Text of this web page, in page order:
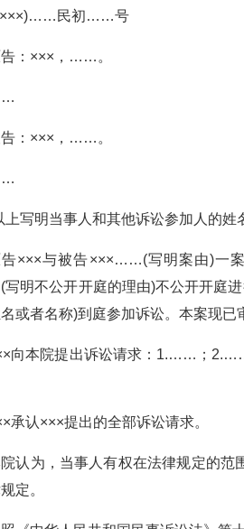
民初……号
告：×××，……。
：×××，……。
上写明当事人和其他诉讼参加人的姓
告×××与被告×××……(写明案由)一
明不公开开庭的理由)不公开开庭
或者名称)到庭参加诉讼。本案现已
向本院提出诉讼请求：1.……；
承认×××提出的全部诉讼请求。
认为，当事人有权在法律规定的范
定。